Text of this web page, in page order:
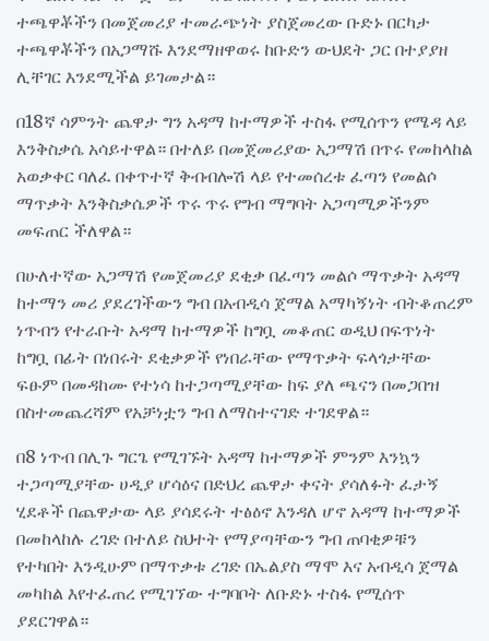
ተጫዋቾችን በመጀመሪያ ተመራጭነት ያስጀመረው ቡድኑ በርካታ
ተጫዋቾችን በአጋማሹ እንደማዘዋወሩ ከቡድን ውህደት ጋር በተያያዘ
ሊቸገር እንደሚችል ይገመታል።
በ18ኛ ሳምንት ጨዋታ ግን አዳማ ከተማዎች ተስፋ የሚሰጥን የሜዳ ላይ
እንቅስቃሴ አሳይተዋል። በተለይ በመጀመሪያው አጋማሽ በጥሩ የመከላከል
አወቃቀር ባለፈ በቀጥተኛ ቅብብሎሽ ላይ የተመሰረቱ ፈጣን የመልሶ
ማጥቃት እንቅስቃሴዎች ጥሩ ጥሩ የግብ ማግባት አጋጣሚዎችንም
መፍጠር ችለዋል።
በሁለተኛው አጋማሽ የመጀመሪያ ደቂቃ በፈጣን መልሶ ማጥቃት አዳማ
ከተማን መሪ ያደረገችውን ግብ በአብዲሳ ጀማል አማካኝነት ብትቆጠረም
ነጥብን የተራቡት አዳማ ከተማዎች ከግቧ መቆጠር ወዲህ በፍጥነት
ከግቧ በፊት በነበሩት ደቂቃዎች የነበራቸው የማጥቃት ፍላጎታቸው
ፍፁም በመዳከሙ የተነሳ ከተጋጣሚያቸው ከፍ ያለ ጫናን በመጋበዝ
በስተመጨረሻም የአቻነቷን ግብ ለማስተናገድ ተገደዋል።
በ8 ነጥብ በሊጉ ግርጌ የሚገኙት አዳማ ከተማዎች ምንም እንኳን
ተጋጣሚያቸው ሀዲያ ሆሳዕና በድህረ ጨዋታ ቀናት ያሳለፉት ፈታኝ
ሂደቶች በጨዋታው ላይ ያሳደሩት ተፅዕኖ እንዳለ ሆኖ አዳማ ከተማዎች
በመከላከሉ ረገድ በተለይ ስህተት የማያጣቸውን ግብ ጠባቂዎቹን
የተካበት እንዲሁም በማጥቃቱ ረገድ በኤልያስ ማሞ እና አብዲሳ ጀማል
መካከል እየተፈጠረ የሚገኘው ተግባቦት ለቡድኑ ተስፋ የሚሰጥ
ያደርገዋል።